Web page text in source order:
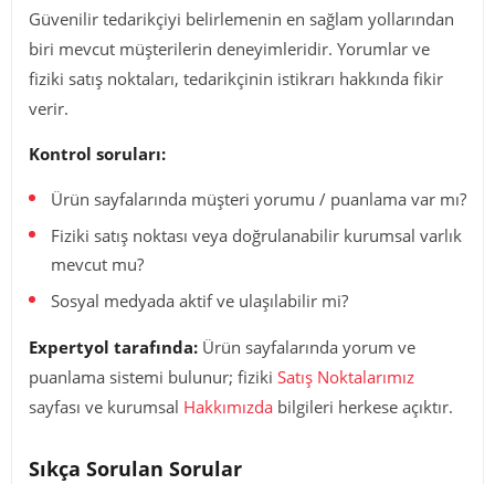
Güvenilir tedarikçiyi belirlemenin en sağlam yollarından
biri mevcut müşterilerin deneyimleridir. Yorumlar ve
fiziki satış noktaları, tedarikçinin istikrarı hakkında fikir
verir.
Kontrol soruları:
Ürün sayfalarında müşteri yorumu / puanlama var mı?
Fiziki satış noktası veya doğrulanabilir kurumsal varlık
mevcut mu?
Sosyal medyada aktif ve ulaşılabilir mi?
Expertyol tarafında: Ürün sayfalarında yorum ve
puanlama sistemi bulunur; fiziki Satış Noktalarımız
sayfası ve kurumsal Hakkımızda bilgileri herkese açıktır.
Sıkça Sorulan Sorular